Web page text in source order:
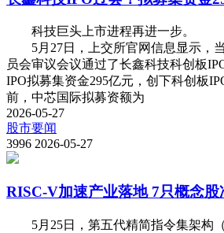
科技巨头上市进程再进一步。
5月27日，上交所官网信息显示，
员会审议会议通过了长鑫科技科创板
IPO拟募集资金295亿元，创下科创板
前，中芯国际拟募资额为
2026-05-27
股市要闻
3996 2026-05-27
RISC-V加速产业落地 7只概念
5月25日，第五代精简指令集架构